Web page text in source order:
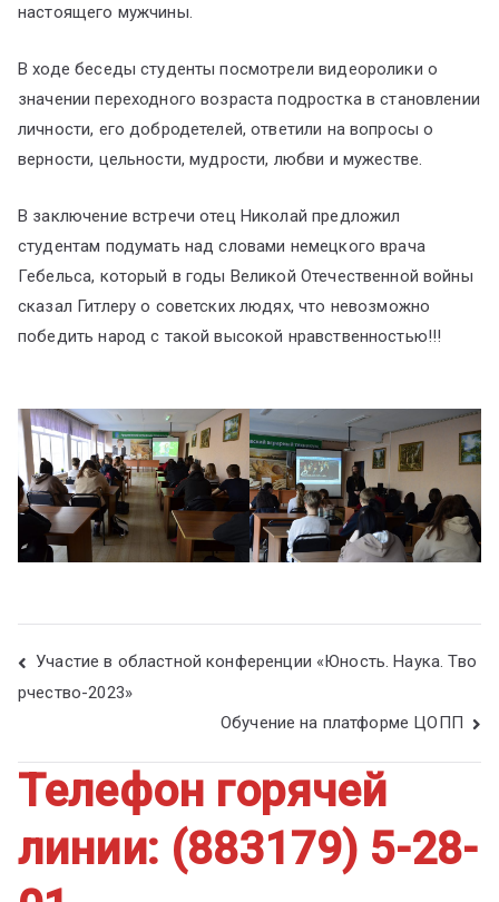
настоящего мужчины.
В ходе беседы студенты посмотрели видеоролики о
значении переходного возраста подростка в становлении
личности, его добродетелей, ответили на вопросы о
верности, цельности, мудрости, любви и мужестве.
В заключение встречи отец Николай предложил
студентам подумать над словами немецкого врача
Гебельса, который в годы Великой Отечественной войны
сказал Гитлеру о советских людях, что невозможно
победить народ с такой высокой нравственностью!!!
Участие в областной конференции «Юность. Наука. Тво
рчество-2023»
Обучение на платформе ЦОПП
Телефон горячей
линии: (883179) 5-28-